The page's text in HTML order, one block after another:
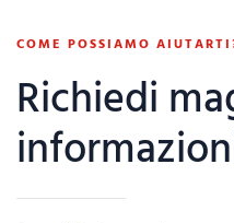
COME POSSIAMO
Richiedi